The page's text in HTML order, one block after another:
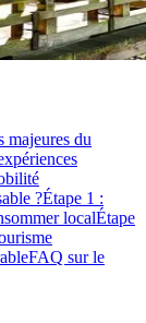
majeures du
?Étape 1 :
localÉtape
FAQ sur le